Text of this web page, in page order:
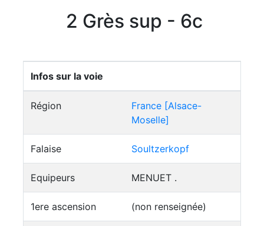
2 Grès sup - 6c
Infos sur la voie
Région
France [Alsace-
Moselle]
Falaise Soultzerkopf
Equipeurs MENUET .
1ere ascension (non renseignée)